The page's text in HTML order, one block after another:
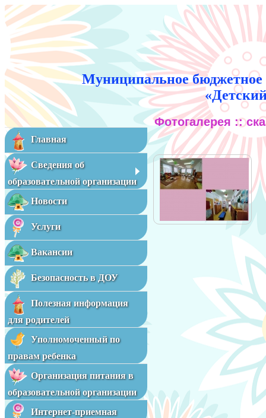
Муниципальное бюджетное
Главная
Сведения об
образовательной организации
Новости
Услуги
Вакансии
Безопасность в ДОУ
Полезная информация
для родителей
Уполномоченный по
правам ребенка
Организация питания в
образовательной организации
Интернет-приемная
Фотогалерея ::